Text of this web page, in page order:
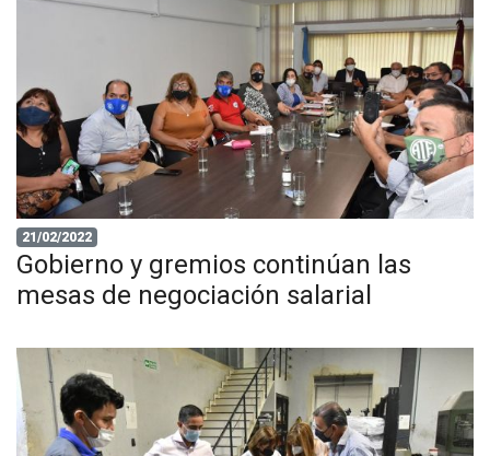
21/02/2022
Gobierno y gremios continúan las
mesas de negociación salarial